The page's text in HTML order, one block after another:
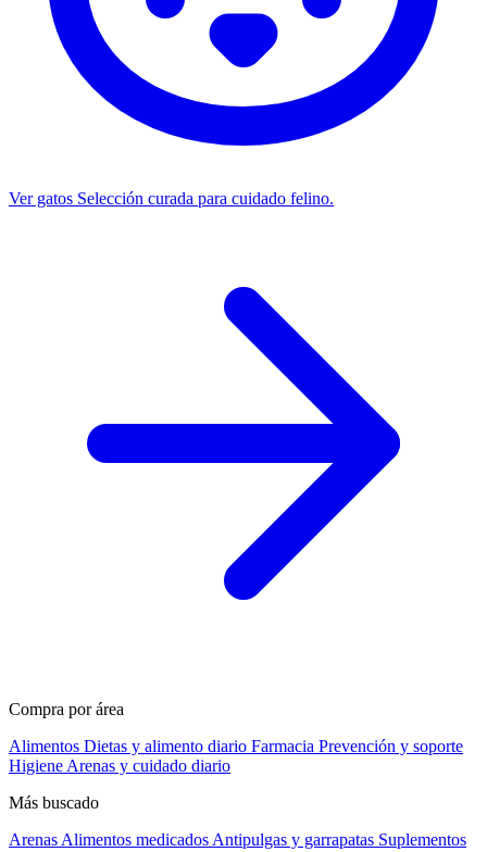
Ver gatos Selección curada para cuidado felino.
Compra por área
Alimentos Dietas y alimento diario Farmacia Prevención y soporte
Higiene Arenas y cuidado diario
Más buscado
Arenas Alimentos medicados Antipulgas y garrapatas Suplementos